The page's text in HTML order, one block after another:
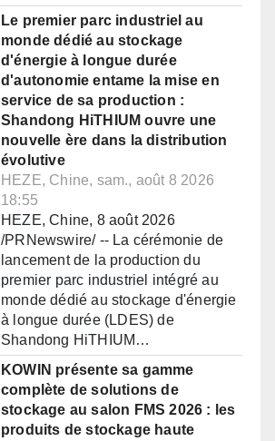
Le premier parc industriel au
monde dédié au stockage
d'énergie à longue durée
d'autonomie entame la mise en
service de sa production :
Shandong HiTHIUM ouvre une
nouvelle ère dans la distribution
évolutive
HEZE, Chine, sam., août 8 2026
18:55
HEZE, Chine, 8 août 2026
/PRNewswire/ -- La cérémonie de
lancement de la production du
premier parc industriel intégré au
monde dédié au stockage d'énergie
à longue durée (LDES) de
Shandong HiTHIUM…
KOWIN présente sa gamme
complète de solutions de
stockage au salon FMS 2026 : les
produits de stockage haute